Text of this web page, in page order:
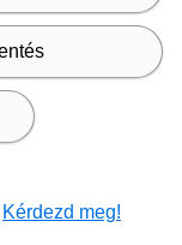
Kérdezd meg!